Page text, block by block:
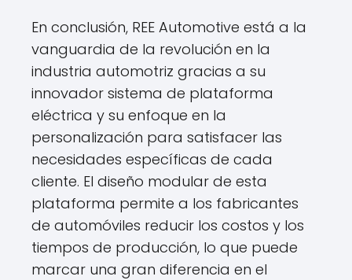
En conclusión, REE Automotive está a la
vanguardia de la revolución en la
industria automotriz gracias a su
innovador sistema de plataforma
eléctrica y su enfoque en la
personalización para satisfacer las
necesidades específicas de cada
cliente. El diseño modular de esta
plataforma permite a los fabricantes
de automóviles reducir los costos y los
tiempos de producción, lo que puede
marcar una gran diferencia en el